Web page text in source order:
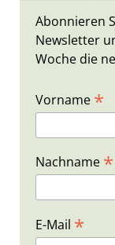
Abonnieren
Newsletter
Woche die
Vorname *
Nachname *
E-Mail *